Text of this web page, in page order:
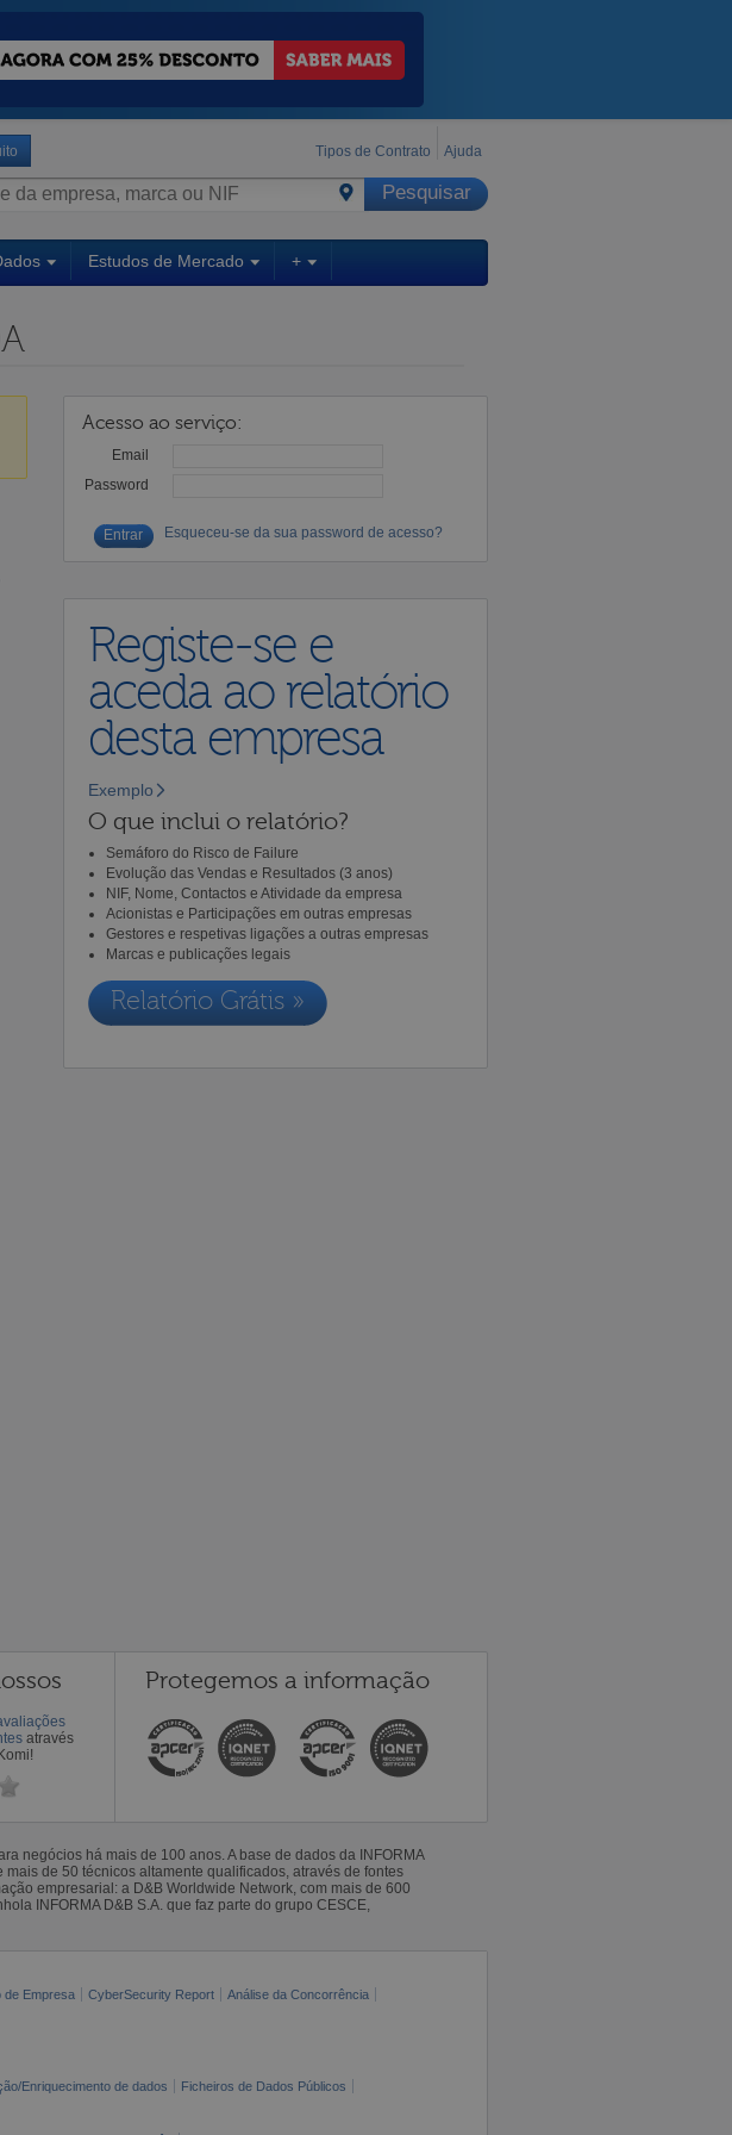
Tipos de Contrato Ajuda
Estudos de Mercado +
Acesso ao serviço:
Email
Password
Esqueceu-se da sua password de acesso?
Registe-se e
aceda ao relatório
desta empresa
Exemplo
O que inclui o relatório?
Semáforo do Risco de Failure
Evolução das Vendas e Resultados (3 anos)
NIF, Nome, Contactos e Atividade da empresa
Acionistas e Participações em outras empresas
Gestores e respetivas ligações a outras empresas
Marcas e publicações legais
Relatório Grátis »
através
Protegemos a informação
negócios há mais de 100 anos. A base de dados da INFORMA
de 50 técnicos altamente qualificados, através de fontes
empresarial: a D&B Worldwide Network, com mais de 600
INFORMA D&B S.A. que faz parte do grupo CESCE,
de Empresa CyberSecurity Report
Análise da Concorrência
Enriquecimento de dados
Ficheiros de Dados Públicos